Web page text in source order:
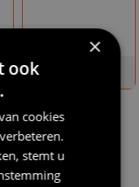
×
ook
cookies
stemt u